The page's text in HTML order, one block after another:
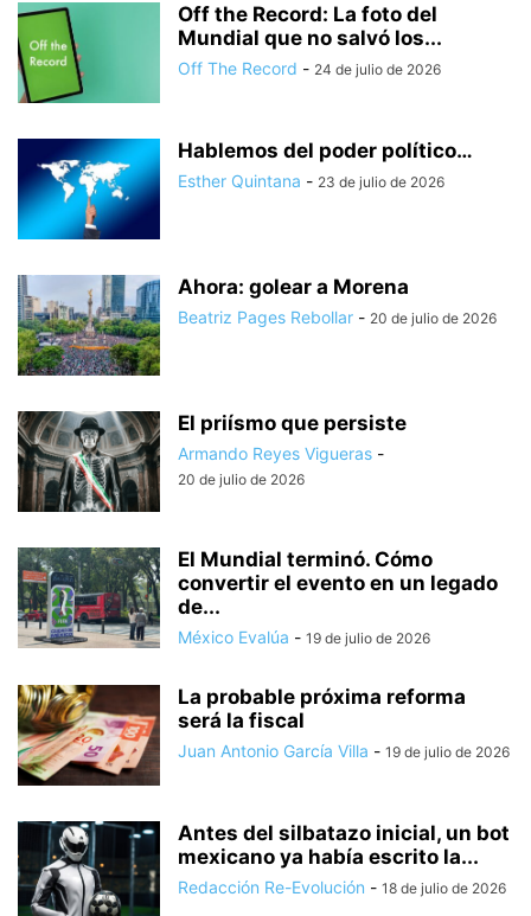
Off the Record: La foto del
Mundial que no salvó los...
Off The Record - 24 de julio de 2026
Hablemos del poder político…
Esther Quintana - 23 de julio de 2026
Ahora: golear a Morena
Beatriz Pages Rebollar - 20 de julio de 2026
El priísmo que persiste
Armando Reyes Vigueras -
20 de julio de 2026
El Mundial terminó. Cómo
convertir el evento en un legado
de...
México Evalúa - 19 de julio de 2026
La probable próxima reforma
será la fiscal
Juan Antonio García Villa - 19 de julio de 2026
Antes del silbatazo inicial, un bot
mexicano ya había escrito la...
Redacción Re-Evolución - 18 de julio de 2026